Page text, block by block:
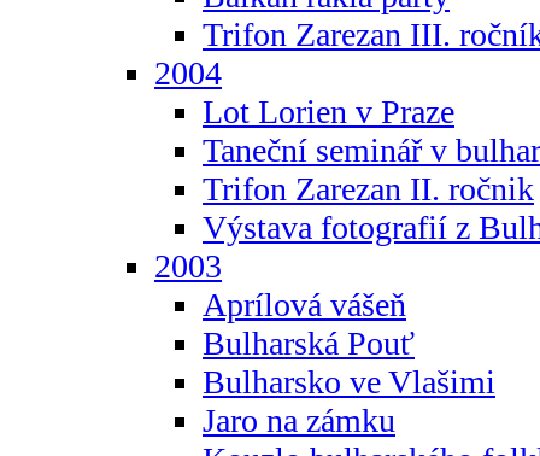
Trifon Zarezan III.
2004
Lot Lorien v Praze
Taneční seminář v
Trifon Zarezan II. ročnik
Výstava fotografií z
2003
Aprílová vášeň
Bulharská Pouť
Bulharsko ve Vlašimi
Jaro na zámku